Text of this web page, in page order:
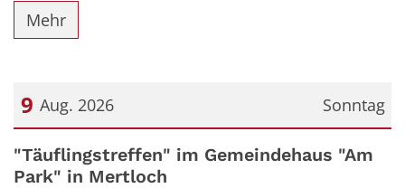
Mehr
Sonntag
9 Aug. 2026
Datum: 9. August 2026
"Täuflingstreffen" im Gemeindehaus "Am
Park" in Mertloch